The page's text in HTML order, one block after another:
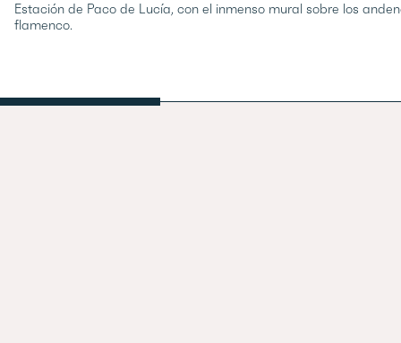
Estación de Paco de Lucía, con el inmenso mural sobre los
flamenco.